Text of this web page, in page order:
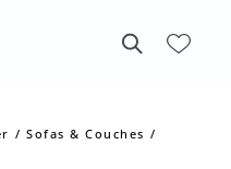
Sofas & Couches